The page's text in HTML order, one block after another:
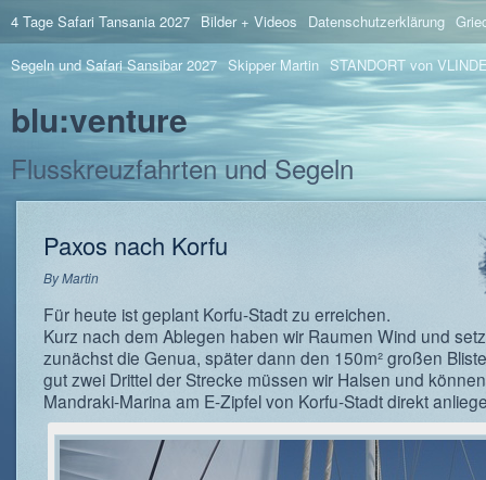
4 Tage Safari Tansania 2027 Bilder + Videos Datenschutzerklärung
Segeln und Safari Sansibar 2027 Skipper Martin STANDORT von
blu:venture
Flusskreuzfahrten und Segeln
Paxos nach Korfu
ByMartin
Für heute ist geplant Korfu-Stadt zu erreichen.
Kurz nach dem Ablegen haben wir Raumen Wind und
zunächst die Genua, später dann den 150m² großen
gut zwei Drittel der Strecke müssen wir Halsen und
Mandraki-Marina am E-Zipfel von Korfu-Stadt direkt